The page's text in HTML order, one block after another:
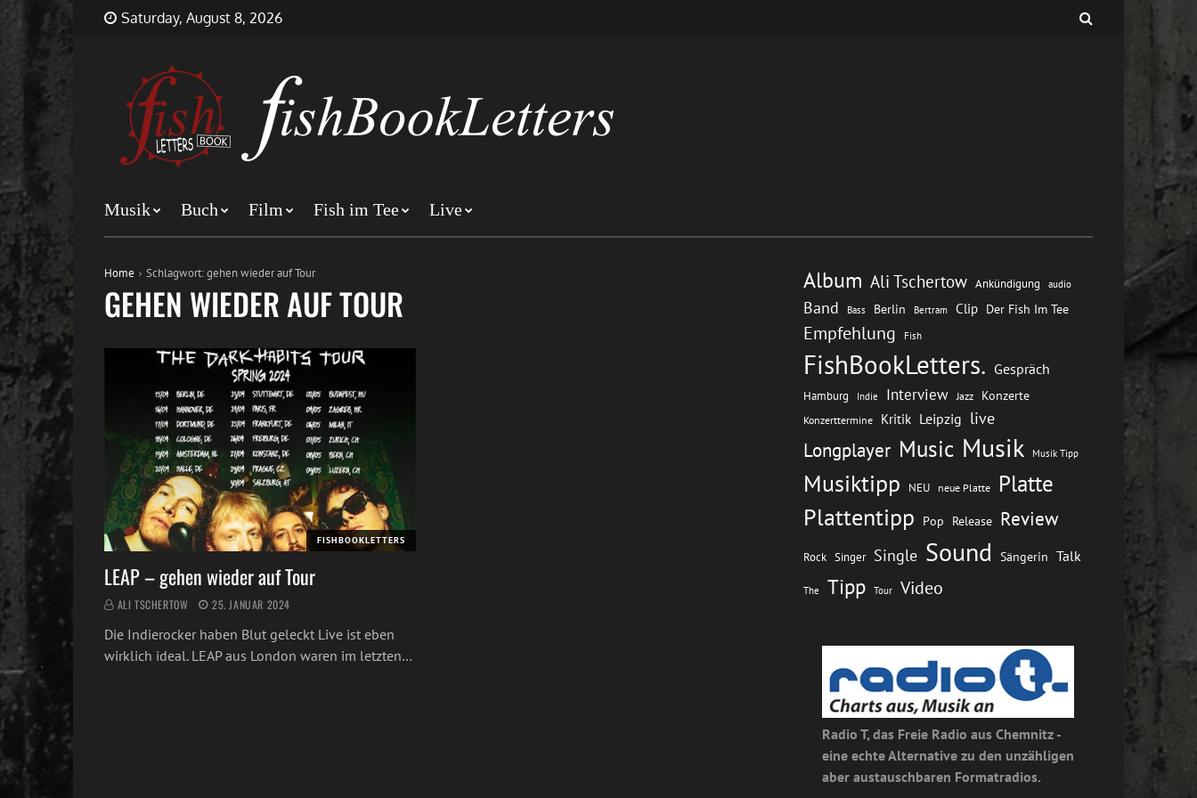
content
FishBookLetters
Musik,
Buch…
Saturday, August 8, 2026
Musik Buch Film Fish im Tee Live
Home Schlagwort:gehen wieder auf Tour
GEHEN WIEDER AUF TOUR
FISHBOOKLETTERS
LEAP – gehen wieder auf Tour
ALI TSCHERTOW 25. JANUAR 2024
Die Indierocker haben Blut geleckt Live ist eben
wirklich ideal. LEAP aus London waren im letzten…
Album Ali Tschertow Ankündigung audio
Band Bass Berlin Bertram Clip Der Fish Im Tee
Empfehlung Fish
FishBookLetters. Gespräch
Hamburg Indie Interview Jazz Konzerte
Konzerttermine Kritik Leipzig live
Longplayer Music Musik Musik Tipp
Musiktipp NEU neue Platte Platte
Plattentipp Pop Release Review
Rock Singer Single Sound Sängerin Talk
The Tipp Tour Video
Radio T, das Freie Radio aus Chemnitz -
eine echte Alternative zu den unzähligen
aber austauschbaren Formatradios.